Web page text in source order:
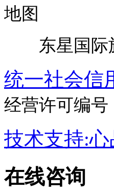
地图
东星国际
统一社会信
经营许可编号
技术支持:
在线咨询